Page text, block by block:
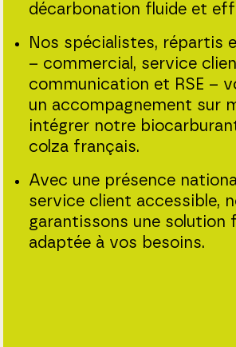
décarbonation fluide et
Nos spécialistes, répartis
– commercial, service
communication et RSE –
un accompagnement sur
intégrer notre
colza français.
Avec une présence
service client accessible,
garantissons une solution
adaptée à vos besoins.